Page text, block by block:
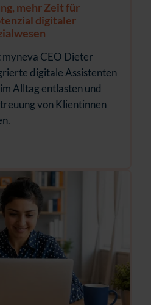
mehr Zeit für
digitaler
CEO Dieter
digitale Assistenten
Alltag entlasten und
von Klientinnen